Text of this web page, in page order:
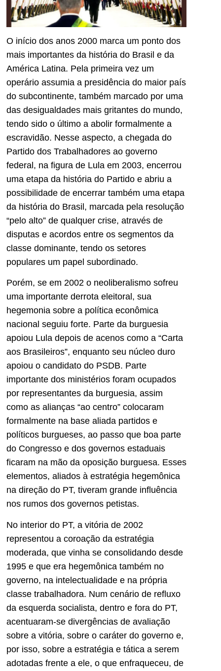
O início dos anos 2000 marca um ponto dos
mais importantes da história do Brasil e da
América Latina. Pela primeira vez um
operário assumia a presidência do maior país
do subcontinente, também marcado por uma
das desigualdades mais gritantes do mundo,
tendo sido o último a abolir formalmente a
escravidão. Nesse aspecto, a chegada do
Partido dos Trabalhadores ao governo
federal, na figura de Lula em 2003, encerrou
uma etapa da história do Partido e abriu a
possibilidade de encerrar também uma etapa
da história do Brasil, marcada pela resolução
“pelo alto” de qualquer crise, através de
disputas e acordos entre os segmentos da
classe dominante, tendo os setores
populares um papel subordinado.
Porém, se em 2002 o neoliberalismo sofreu
uma importante derrota eleitoral, sua
hegemonia sobre a política econômica
nacional seguiu forte. Parte da burguesia
apoiou Lula depois de acenos como a “Carta
aos Brasileiros”, enquanto seu núcleo duro
apoiou o candidato do PSDB. Parte
importante dos ministérios foram ocupados
por representantes da burguesia, assim
como as alianças “ao centro” colocaram
formalmente na base aliada partidos e
políticos burgueses, ao passo que boa parte
do Congresso e dos governos estaduais
ficaram na mão da oposição burguesa. Esses
elementos, aliados à estratégia hegemônica
na direção do PT, tiveram grande influência
nos rumos dos governos petistas.
No interior do PT, a vitória de 2002
representou a coroação da estratégia
moderada, que vinha se consolidando desde
1995 e que era hegemônica também no
governo, na intelectualidade e na própria
classe trabalhadora. Num cenário de refluxo
da esquerda socialista, dentro e fora do PT,
acentuaram-se divergências de avaliação
sobre a vitória, sobre o caráter do governo e,
por isso, sobre a estratégia e tática a serem
adotadas frente a ele, o que enfraqueceu, de